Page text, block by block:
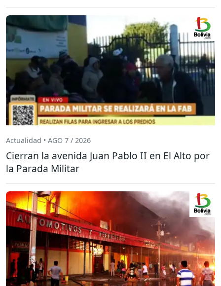
Actualidad • AGO 7 / 2026
Cierran la avenida Juan Pablo II en El Alto por
la Parada Militar